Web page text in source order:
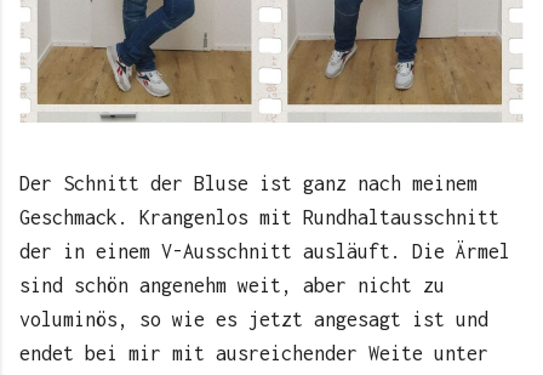
Der Schnitt der Bluse ist ganz nach meinem
Geschmack. Krangenlos mit Rundhaltausschnitt
der in einem V-Ausschnitt ausläuft. Die Ärmel
sind schön angenehm weit, aber nicht zu
voluminös, so wie es jetzt angesagt ist und
endet bei mir mit ausreichender Weite unter